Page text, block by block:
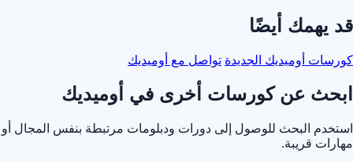
قد يهمك أيضًا
كورسات أوميديك الجديدة تواصل مع أوميديك
ابحث عن كورسات أخرى في أوميديك
استخدم البحث للوصول إلى دورات ودبلومات مرتبطة بنفس المجال أو
مهارات قريبة.